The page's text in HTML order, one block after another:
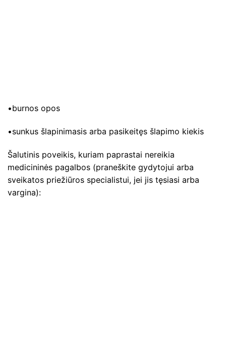
•burnos opos
•sunkus šlapinimasis arba pasikeitęs šlapimo kiekis
Šalutinis poveikis, kuriam paprastai nereikia
medicininės pagalbos (praneškite gydytojui arba
sveikatos priežiūros specialistui, jei jis tęsiasi arba
vargina):